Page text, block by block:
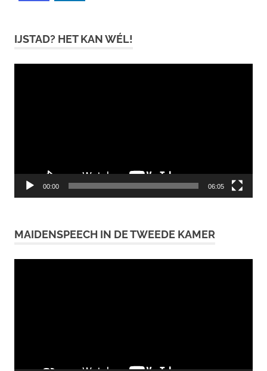
IJSTAD? HET KAN WÉL!
00:00 06:05
MAIDENSPEECH IN DE TWEEDE KAMER